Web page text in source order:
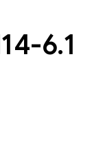
6.1